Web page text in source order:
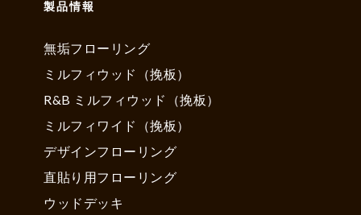
製品情報
無垢フローリング
ミルフィウッド（挽板）
R&B ミルフィウッド（挽板）
ミルフィワイド（挽板）
デザインフローリング
直貼り用フローリング
ウッドデッキ